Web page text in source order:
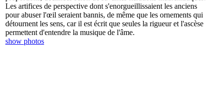
Les artifices de perspective dont s'enorgueillissaient les anciens
pour abuser l'œil seraient bannis, de même que les ornements qui
détournent les sens, car il est écrit que seules la rigueur et l'ascèse
permettent d'entendre la musique de l'âme.
show photos